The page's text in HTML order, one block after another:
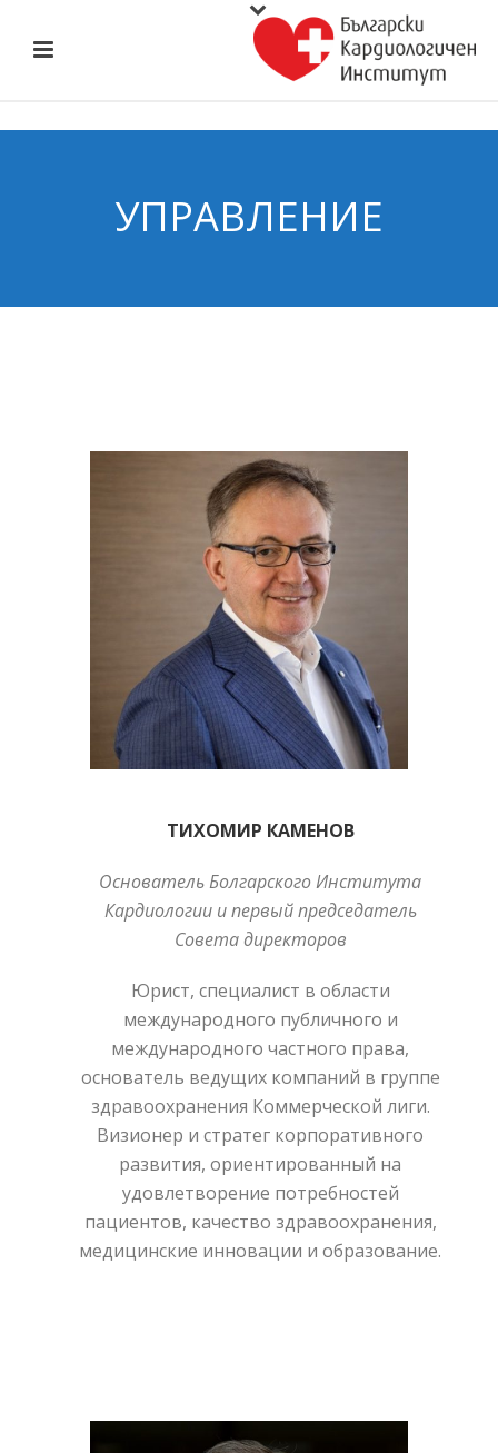
УПРАВЛЕНИЕ
ТИХОМИР КАМЕНОВ
Основатель Болгарского Института
Кардиологии и первый председатель
Совета директоров
Юрист, специалист в области
международного публичного и
международного частного права,
основатель ведущих компаний в группе
здравоохранения Коммерческой лиги.
Визионер и стратег корпоративного
развития, ориентированный на
удовлетворение потребностей
пациентов, качество здравоохранения,
медицинские инновации и образование.